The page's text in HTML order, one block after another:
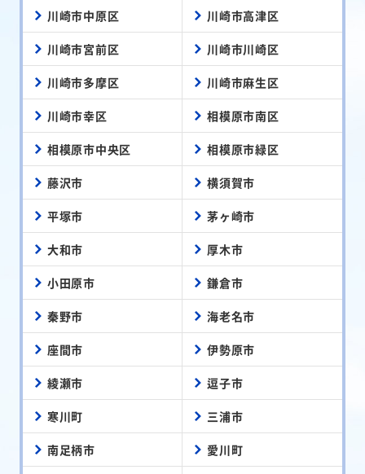
川崎市中原区 川崎市高津区
川崎市宮前区 川崎市川崎区
川崎市多摩区 川崎市麻生区
川崎市幸区 相模原市南区
相模原市中央区 相模原市緑区
藤沢市 横須賀市
平塚市 茅ヶ崎市
大和市 厚木市
小田原市 鎌倉市
秦野市 海老名市
座間市 伊勢原市
綾瀬市 逗子市
寒川町 三浦市
南足柄市 愛川町